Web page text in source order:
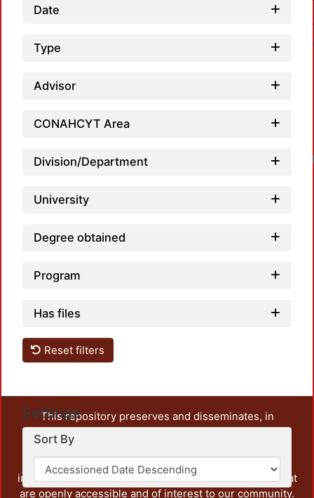
Date
Type
Advisor
CONAHCYT Area
Division/Department
University
Degree obtained
Program
Has files
Reset filters
Settings
Sort By
This repository preserves and disseminates, in
unrestricted open access, the teaching and research
output of UAM Azcapotzalco. It also includes some
administrative and graphic documents from the
institution, as well as content from other institutions that
are openly accessible and of interest to our community.